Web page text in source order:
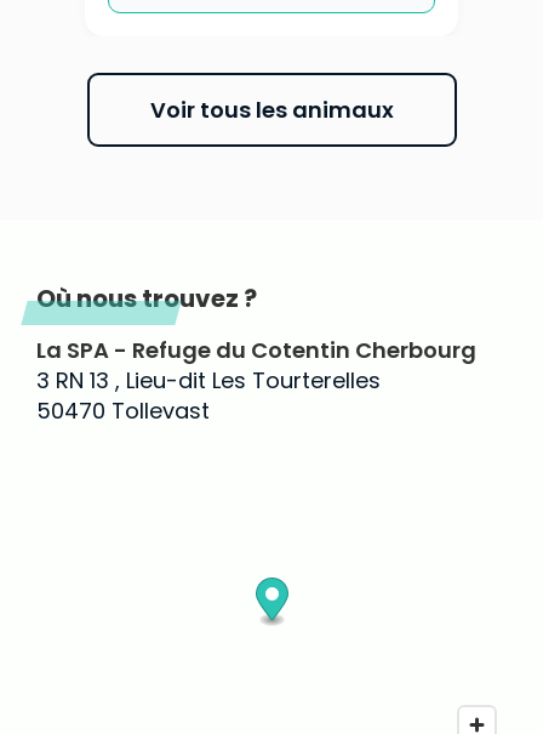
Voir tous les animaux
Où nous trouvez ?
La SPA - Refuge du Cotentin Cherbourg
3 RN 13 , Lieu-dit Les Tourterelles
50470 Tollevast